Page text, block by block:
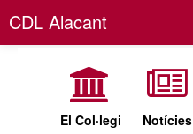
CDL Alacant
cdl@cdlalicante.org
El Col·legi Notícies